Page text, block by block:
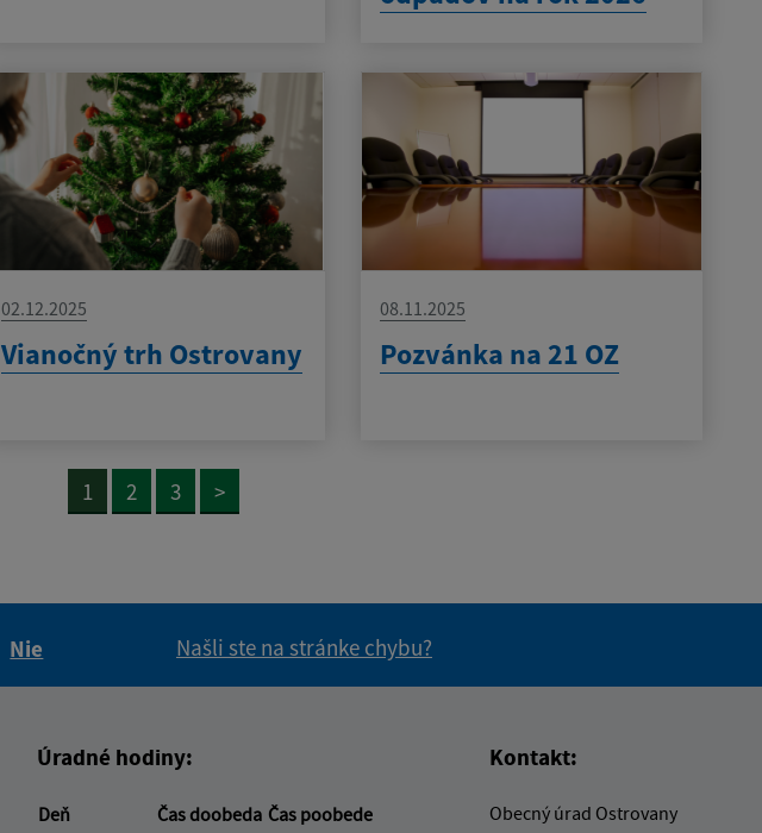
02.12.2025
Vianočný trh Ostrovany
08.11.2025
Pozvánka na 21 OZ
1 2 3 >
Nie
Našli ste na stránke chybu?
Úradné hodiny:
Deň Čas doobeda Čas poobede
Kontakt:
Obecný úrad Ostrovany